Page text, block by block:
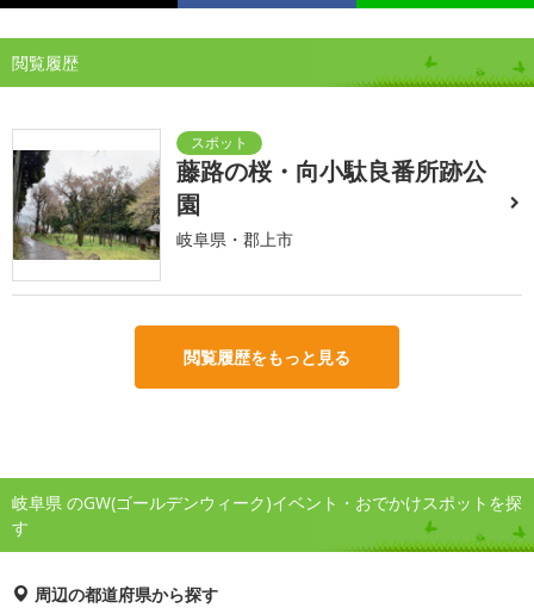
閲覧履歴
藤路の桜・向小駄良番所跡公
園
岐阜県・郡上市
閲覧履歴をもっと見る
岐阜県 のGW(ゴールデンウィーク)イベント・おでかけスポットを探
す
周辺の都道府県から探す